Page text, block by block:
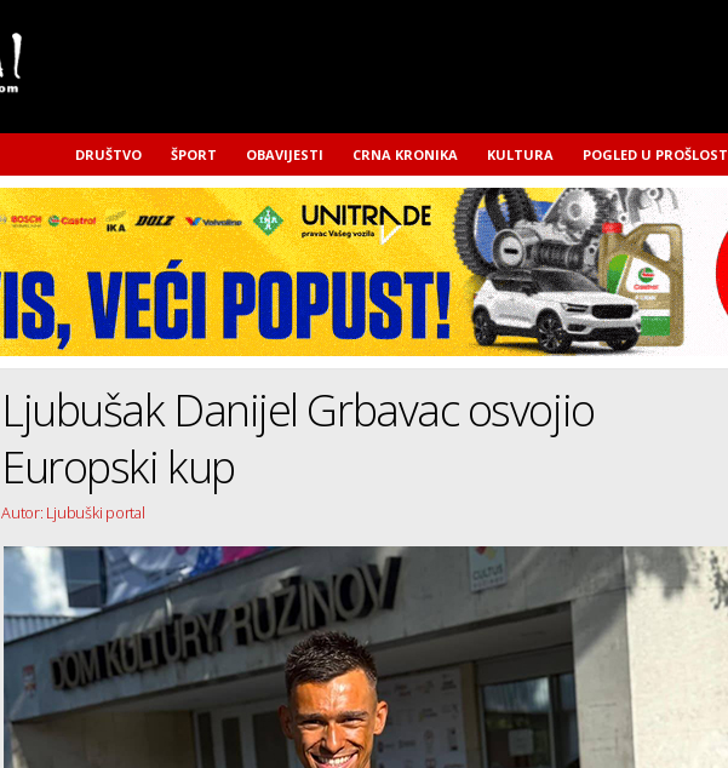
DRUŠTVO ŠPORT OBAVIJESTI CRNA KRONIKA KULTURA POGLED U PROŠLOST
Ljubušak Danijel Grbavac osvojio
Europski kup
Autor: Ljubuški portal